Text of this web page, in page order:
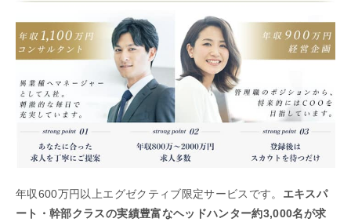
年収600万円以上エグゼクティブ限定サービスです。 エキスパ
ート・幹部クラスの実績豊富なヘッドハンター約3,000名が求